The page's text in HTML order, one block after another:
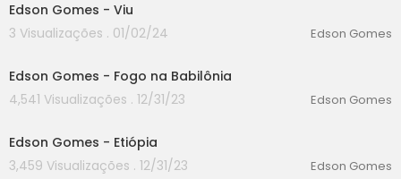
Edson Gomes - Viu
3 Visualizações . 01/02/24
Edson Gomes
Edson Gomes - Fogo na Babilônia
4,541 Visualizações . 12/31/23
Edson Gomes
Edson Gomes - Etiópia
3,459 Visualizações . 12/31/23
Edson Gomes